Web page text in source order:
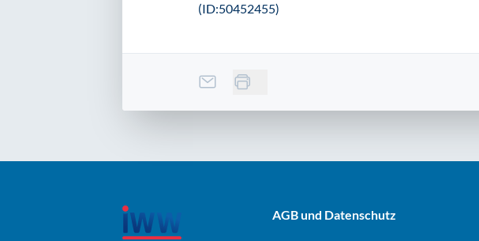
(ID:50452455)
AGB und Datenschutz